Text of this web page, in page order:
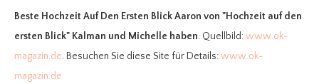
Beste Hochzeit Auf Den Ersten Blick Aaron von "Hochzeit auf den
ersten Blick" Kalman und Michelle haben. Quellbild:www.ok-
magazin.de. Besuchen Sie diese Site für Details:www.ok-
magazin.de